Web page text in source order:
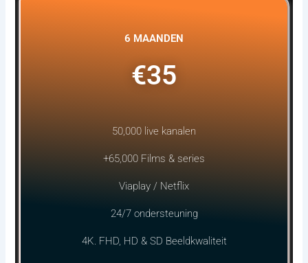
6 MAANDEN
€35
50,000 live kanalen
+65,000 Films & series
Viaplay / Netflix
24/7 ondersteuning
4K. FHD, HD & SD Beeldkwaliteit